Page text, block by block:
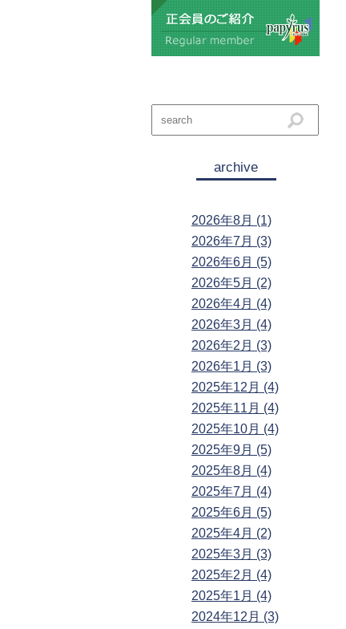
archive
2026年8月 (1)
2026年7月 (3)
2026年6月 (5)
2026年5月 (2)
2026年4月 (4)
2026年3月 (4)
2026年2月 (3)
2026年1月 (3)
2025年12月 (4)
2025年11月 (4)
2025年10月 (4)
2025年9月 (5)
2025年8月 (4)
2025年7月 (4)
2025年6月 (5)
2025年4月 (2)
2025年3月 (3)
2025年2月 (4)
2025年1月 (4)
2024年12月 (3)